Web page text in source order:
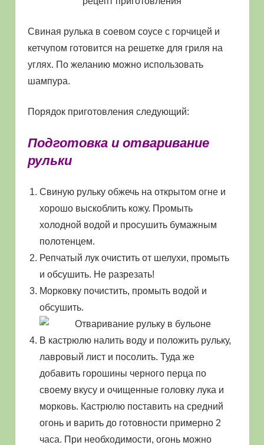
Свиная рулька в соевом соусе с горчицей и
кетчупом готовится на решетке для гриля на
углях. По желанию можно использовать
шампура.
Порядок приготовления следующий:
Подготовка и отваривание
рульки
Свиную рульку обжечь на открытом огне и
хорошо выскоблить кожу. Промыть
холодной водой и просушить бумажным
полотенцем.
Репчатый лук очистить от шелухи, промыть
и обсушить. Не разрезать!
Морковку почистить, промыть водой и
обсушить.
В кастрюлю налить воду и положить рульку,
лавровый лист и посолить. Туда же
добавить горошины черного перца по
своему вкусу и очищенные головку лука и
морковь. Кастрюлю поставить на средний
огонь и варить до готовности примерно 2
часа. При необходимости, огонь можно